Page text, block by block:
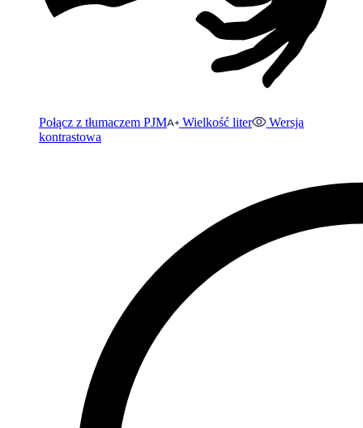
Połącz z tłumaczem PJM Wielkość liter
Wersja
kontrastowa